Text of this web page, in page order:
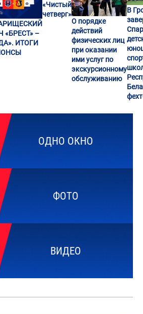
ОДНО ОКНО
ФОТО
ВИДЕО
«БРЕСТ» –
ИТОГИ
«Чистый
четверг»
О порядке
действий
физических лиц
при оказании
ими услуг по
экскурсионному
обслуживанию
В